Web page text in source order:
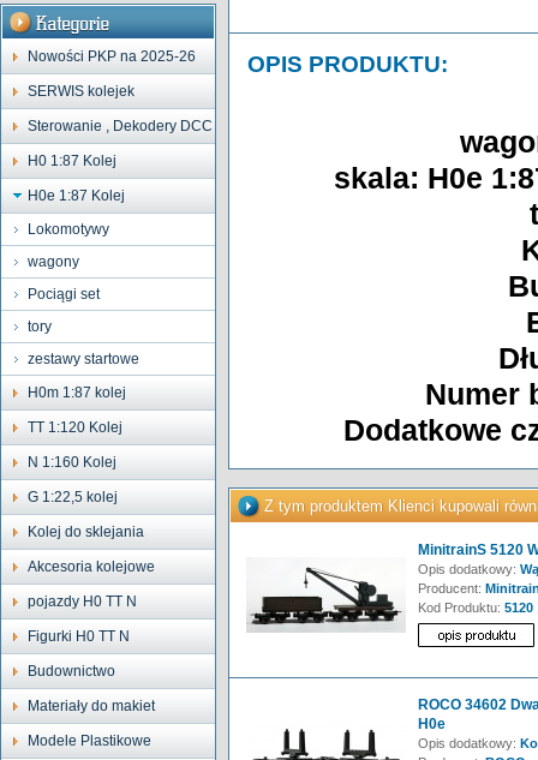
Nowości PKP na 2025-26
SERWIS kolejek
Sterowanie , Dekodery DCC
H0 1:87 Kolej
H0e 1:87 Kolej
Lokomotywy
wagony
Pociągi set
tory
zestawy startowe
H0m 1:87 kolej
TT 1:120 Kolej
N 1:160 Kolej
G 1:22,5 kolej
Kolej do sklejania
Akcesoria kolejowe
pojazdy H0 TT N
Figurki H0 TT N
Budownictwo
Materiały do makiet
Modele Plastikowe
OPIS PRODUKTU:
skala: H0e
Numer
Dodatkowe
Z tym produktem Klienci kupowali
MinitrainS 5120
Opis dodatkowy:
Producent:
Kod Produktu: 5120
ROCO 34602
H0e
Opis dodatkowy: